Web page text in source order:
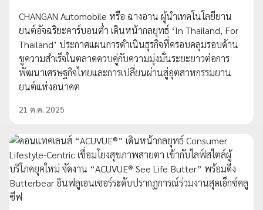
CHANGAN Automobile หรือ ฉางอาน ผู้นำเทคโนโลยียาน
ยนต์อัจฉริยะคาร์บอนต่ำ เดินหน้ากลยุทธ์ ‘In Thailand, For
Thailand’ ประกาศแผนการดำเนินธุรกิจที่ครอบคลุมรอบด้าน
ชูความสำเร็จในตลาดควบคู่กับความมุ่งมั่นระยะยาวต่อการ
พัฒนาเศรษฐกิจไทยและการเปลี่ยนผ่านสู่อุตสาหกรรมยาน
ยนต์แห่งอนาคต
21 ต.ค. 2025